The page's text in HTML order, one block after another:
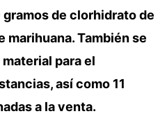
de clorhidrato de
marihuana. También se
para el
así como 11
a la venta.